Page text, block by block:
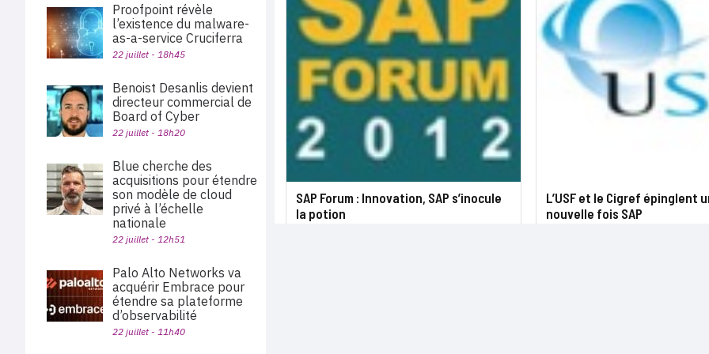
SAP Forum : Innovation, SAP s’inocule
la potion
L’USF et le Cigref épinglent
nouvelle fois SAP
Proofpoint révèle
l’existence du malware-
as-a-service Cruciferra
22 juillet - 18h45
Benoist Desanlis devient
directeur commercial de
Board of Cyber
22 juillet - 18h20
Blue cherche des
acquisitions pour étendre
son modèle de cloud
privé à l’échelle
nationale
22 juillet - 12h51
Palo Alto Networks va
acquérir Embrace pour
étendre sa plateforme
d’observabilité
22 juillet - 11h40